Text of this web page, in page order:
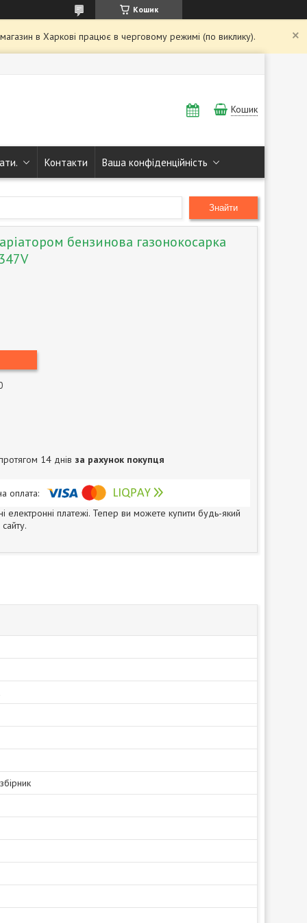
Кошик
в Харкові працює в черговому режимі (по виклику).
Кошик
Контакти Ваша конфіденційність
Знайти
бензинова газонокосарка
14 днів за рахунок покупця
електронні платежі. Тепер ви можете купити будь-який